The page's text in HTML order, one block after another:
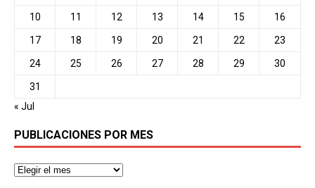
10 11 12 13 14 15 16
17 18 19 20 21 22 23
24 25 26 27 28 29 30
31
« Jul
PUBLICACIONES POR MES